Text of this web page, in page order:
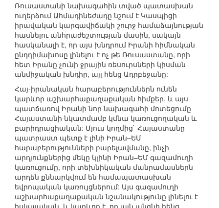
Ռուսաստանի նախագահին տված պատասխան
ուղերձում Ահմադինեժադը նշում է Կասպիցի
իրավական կարգավիճակի շուրջ համաձայնության
հասնելու անհրաժեշտության մասին, սակայն
հասկանալի է, որ այս խնդրում Իրանի հիմնական
ընդդիմախոսը լինելու է ոչ թե Ռուսաստանը, որի
հետ Իրանը չունի ջրային ռեսուրսների կիսման
անմիջական խնդիր, այլ հենց Ադրբեջանը:
Հայ-իրանական հարաբերություններն ունեն
կարևոր աշխարհաքաղաքական հիմքեր, և այս
պատճառով Իրանի նոր նախագահի մոտեցումը
Հայաստանի նկատմամբ կմնա կառուցողական և
բարիդրացիական: Մյուս կողմից` Հայաստանը
պատրաստ պետք է լինի Իրան–ԵՄ
հարաբերությունների բարելավմանը, ինչի
արդյունքներից մեկը կլինի Իրան–ԵՄ գազամուղի
կառուցումը, որի տեխնիկական մանրամասներն
արդեն քննարկվում են համապատասխան
եվրոպական կառույցներում: Այս գազամուղի
աշխարհաքաղաքական նշանակությունը լինելու է